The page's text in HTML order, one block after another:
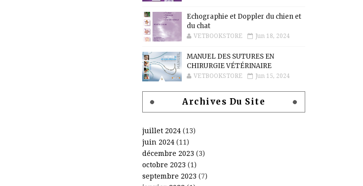
Echographie et Doppler du chien et
du chat
VETBOOKSTORE Jun 18, 2024
MANUEL DES SUTURES EN
CHIRURGIE VÉTÉRINAIRE
VETBOOKSTORE Jun 15, 2024
Archives Du Site
juillet 2024 (13)
juin 2024 (11)
décembre 2023 (3)
octobre 2023 (1)
septembre 2023 (7)